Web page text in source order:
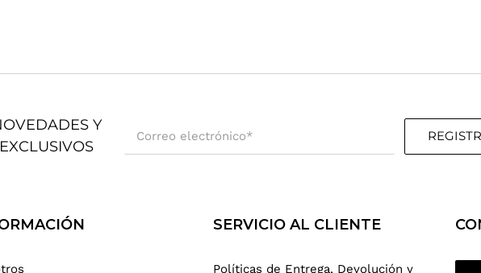
Y
Correo electrónico
SERVICIO AL CLIENTE
Políticas de Entrega, Devolución y